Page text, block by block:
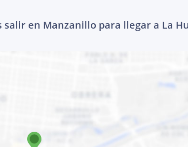
salir en Manzanillo para llegar a La